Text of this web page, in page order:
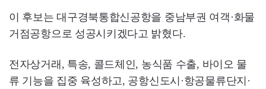
이 후보는 대구경북통합신공항을 중남부권 여객·화물
거점공항으로 성공시키겠다고 밝혔다.
전자상거래, 특송, 콜드체인, 농식품 수출, 바이오 물
류 기능을 집중 육성하고, 공항신도시·항공물류단지·